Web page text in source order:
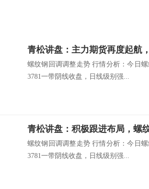
青松讲盘：主力期货再度起航
螺纹钢回调调整走势 行情分析：今日
3781一带阴线收盘，日线级别强...
青松讲盘：积极跟进布局，螺
螺纹钢回调调整走势 行情分析：今日
3781一带阴线收盘，日线级别强...